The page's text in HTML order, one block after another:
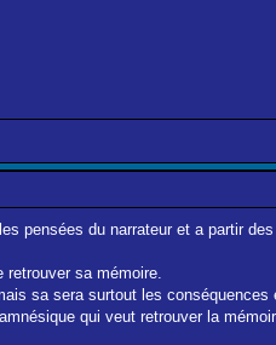
pensées du narrateur et a partir
retrouver sa mémoire.
sa sera surtout les
qui veut retrouver la